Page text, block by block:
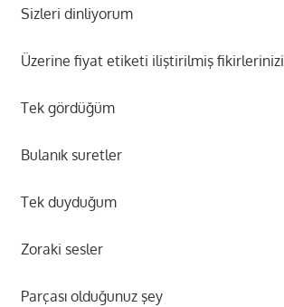
Sizleri dinliyorum
Üzerine fiyat etiketi iliştirilmiş fikirlerinizi
Tek gördüğüm
Bulanık suretler
Tek duyduğum
Zoraki sesler
Parçası olduğunuz şey